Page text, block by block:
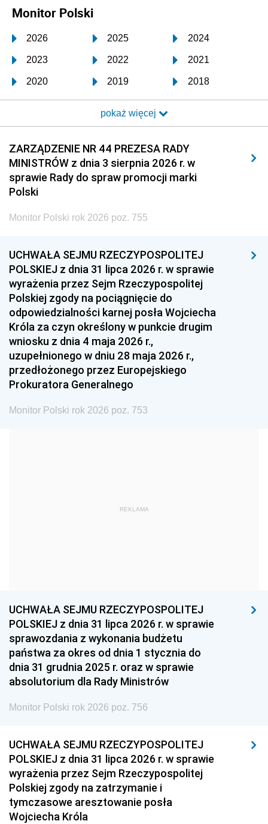
Monitor Polski
2026 2025 2024
2023 2022 2021
2020 2019 2018
2017 2016 2015
2014 2013 2012
2011 2010 2009
2008 2007 2006
2005
1996 1995 1994
1993 1992 1991
1990 1989
1987 1986 1985
1984 1983
1981 1980 1979
1978 1977
1975 1974
1959
1939 1938 1937
1936 1930
pokaż więcej
ZARZĄDZENIE NR 44 PREZESA RADY
MINISTRÓW z dnia 3 sierpnia 2026 r. w
sprawie Rady do spraw promocji marki
Polski
Monitor Polski rok 2026 poz. 755
UCHWAŁA SEJMU RZECZYPOSPOLITEJ
POLSKIEJ z dnia 31 lipca 2026 r. w sprawie
wyrażenia przez Sejm Rzeczypospolitej
Polskiej zgody na pociągnięcie do
odpowiedzialności karnej posła Wojciecha
Króla za czyn określony w punkcie drugim
wniosku z dnia 4 maja 2026 r.,
uzupełnionego w dniu 28 maja 2026 r.,
przedłożonego przez Europejskiego
Prokuratora Generalnego
Monitor Polski rok 2026 poz. 753
REKLAMA
UCHWAŁA SEJMU RZECZYPOSPOLITEJ
POLSKIEJ z dnia 31 lipca 2026 r. w sprawie
sprawozdania z wykonania budżetu
państwa za okres od dnia 1 stycznia do
dnia 31 grudnia 2025 r. oraz w sprawie
absolutorium dla Rady Ministrów
Monitor Polski rok 2026 poz. 756
UCHWAŁA SEJMU RZECZYPOSPOLITEJ
POLSKIEJ z dnia 31 lipca 2026 r. w sprawie
wyrażenia przez Sejm Rzeczypospolitej
Polskiej zgody na zatrzymanie i
tymczasowe aresztowanie posła
Wojciecha Króla